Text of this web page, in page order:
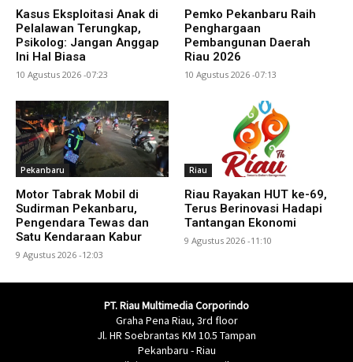
Kasus Eksploitasi Anak di
Pelalawan Terungkap,
Psikolog: Jangan Anggap
Ini Hal Biasa
10 Agustus 2026 -07:23
Pemko Pekanbaru Raih
Penghargaan
Pembangunan Daerah
Riau 2026
10 Agustus 2026 -07:13
Pekanbaru
Motor Tabrak Mobil di
Sudirman Pekanbaru,
Pengendara Tewas dan
Satu Kendaraan Kabur
9 Agustus 2026 -12:03
Riau
Riau Rayakan HUT ke-69,
Terus Berinovasi Hadapi
Tantangan Ekonomi
9 Agustus 2026 -11:10
PT. Riau Multimedia Corporindo
Graha Pena Riau, 3rd floor
Jl. HR Soebrantas KM 10.5 Tampan
Pekanbaru - Riau